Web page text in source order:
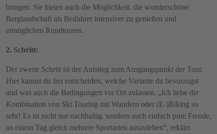
bringen. Sie bieten auch die Möglichkeit, die wunderschöne
Berglandschaft als Beifahrer intensiver zu genießen und
ermöglichen Rundtouren.
2. Schritt:
Der zweite Schritt ist der Aufstieg zum Ausgangspunkt der Tour.
Hier kannst du frei entscheiden, welche Variante du bevorzugst
und was auch die Bedingungen vor Ort zulassen. „Ich liebe die
Kombination von Ski Touring mit Wandern oder (E-)Biking so
sehr! Es ist nicht nur nachhaltig, sondern auch einfach pure Freude,
an einem Tag gleich mehrere Sportarten auszuleben“, erklärt